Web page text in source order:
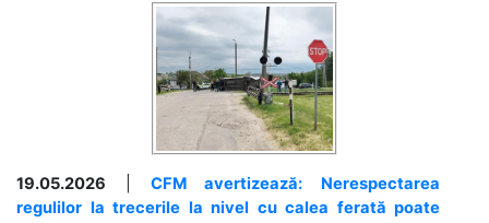
19.05.2026
CFM avertizează: Nerespectarea
regulilor la trecerile la nivel cu calea ferată poate